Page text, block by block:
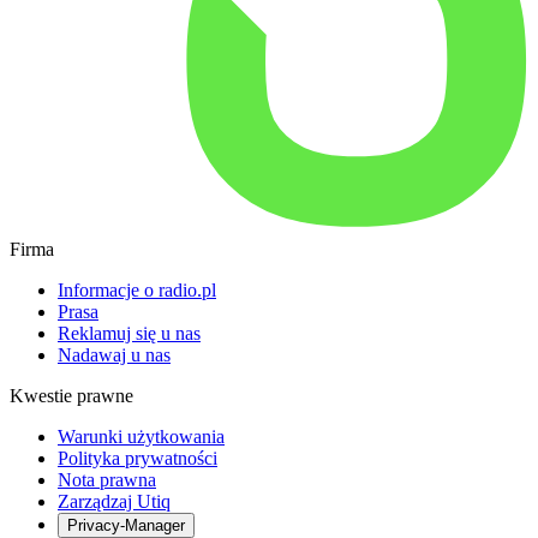
Firma
Informacje o radio.pl
Prasa
Reklamuj się u nas
Nadawaj u nas
Kwestie prawne
Warunki użytkowania
Polityka prywatności
Nota prawna
Zarządzaj Utiq
Privacy-Manager